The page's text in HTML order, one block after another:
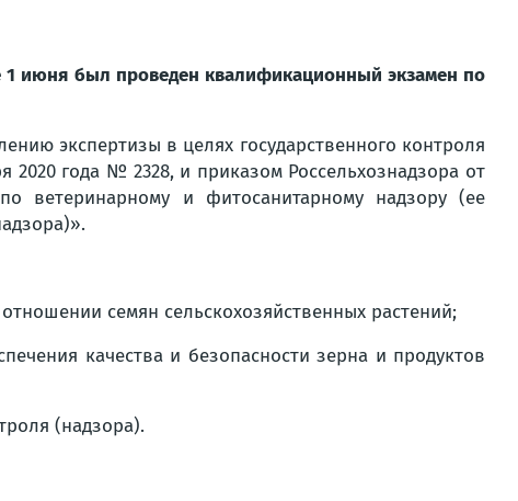
1 июня был проведен квалификационный экзамен по
экспертизы в целях государственного контроля
года № 2328, и приказом Россельхознадзора от
ветеринарному и фитосанитарному надзору (ее
семян сельскохозяйственных растений;
качества и безопасности зерна и продуктов
(надзора).